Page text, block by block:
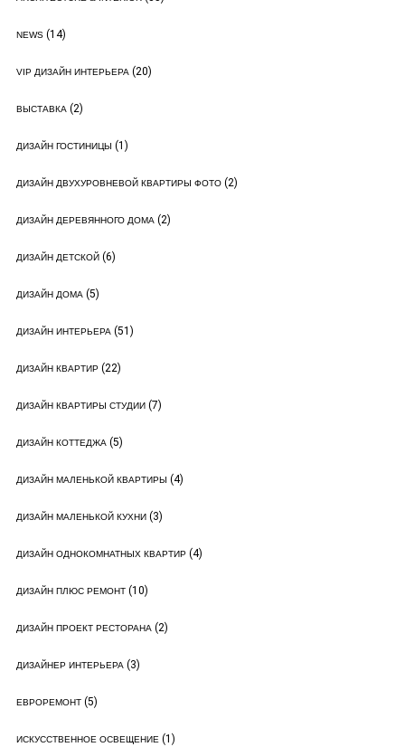
NEWS(14)
VIP ДИЗАЙН ИНТЕРЬЕРА(20)
ВЫСТАВКА(2)
ДИЗАЙН ГОСТИНИЦЫ (1)
ДИЗАЙН ДВУХУРОВНЕВОЙ КВАРТИРЫ ФОТО(2)
ДИЗАЙН ДЕРЕВЯННОГО ДОМА(2)
ДИЗАЙН ДЕТСКОЙ(6)
ДИЗАЙН ДОМА(5)
ДИЗАЙН ИНТЕРЬЕРА(51)
ДИЗАЙН КВАРТИР(22)
ДИЗАЙН КВАРТИРЫ СТУДИИ(7)
ДИЗАЙН КОТТЕДЖА(5)
ДИЗАЙН МАЛЕНЬКОЙ КВАРТИРЫ (4)
ДИЗАЙН МАЛЕНЬКОЙ КУХНИ(3)
ДИЗАЙН ОДНОКОМНАТНЫХ КВАРТИР(4)
ДИЗАЙН ПЛЮС РЕМОНТ(10)
ДИЗАЙН ПРОЕКТ РЕСТОРАНА(2)
ДИЗАЙНЕР ИНТЕРЬЕРА(3)
ЕВРОРЕМОНТ(5)
ИСКУССТВЕННОЕ ОСВЕЩЕНИЕ(1)